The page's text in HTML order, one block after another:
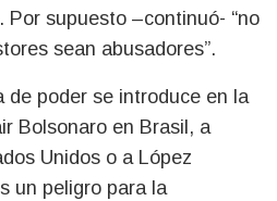
Por supuesto –continuó- “no
sean abusadores”.
de poder se introduce en la
Bolsonaro en Brasil, a
Unidos o a López
un peligro para la